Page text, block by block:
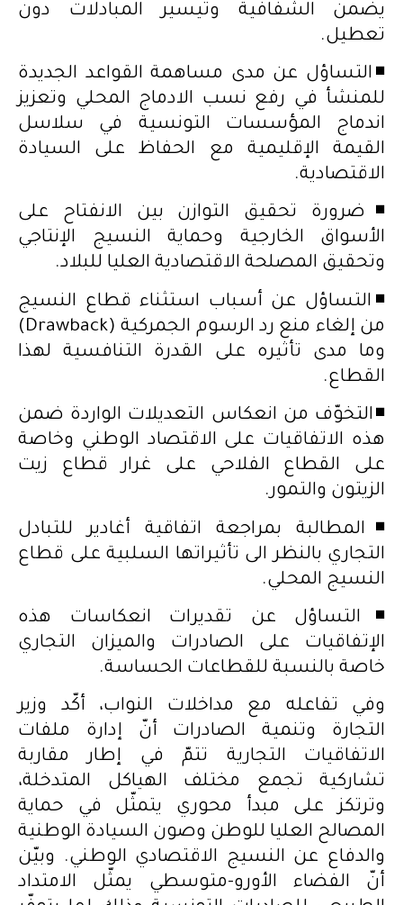
يضمن الشفافية وتيسير المبادلات دون
تعطيل.
◾️التساؤل عن مدى مساهمة القواعد الجديدة
للمنشأ في رفع نسب الادماج المحلي وتعزيز
اندماج المؤسسات التونسية في سلاسل
القيمة الإقليمية مع الحفاظ على السيادة
الاقتصادية.
◾️ضرورة تحقيق التوازن بين الانفتاح على
الأسواق الخارجية وحماية النسيج الإنتاجي
وتحقيق المصلحة الاقتصادية العليا للبلاد.
◾️التساؤل عن أسباب استثناء قطاع النسيج
من إلغاء منع رد الرسوم الجمركية (Drawback)
وما مدى تأثيره على القدرة التنافسية لهذا
القطاع.
◾️التخوّف من انعكاس التعديلات الواردة ضمن
هذه الاتفاقيات على الاقتصاد الوطني وخاصة
على القطاع الفلاحي على غرار قطاع زيت
الزيتون والتمور.
◾️المطالبة بمراجعة اتفاقية أغادير للتبادل
التجاري بالنظر الى تأثيراتها السلبية على قطاع
النسيج المحلي.
◾️التساؤل عن تقديرات انعكاسات هذه
الإتفاقيات على الصادرات والميزان التجاري
خاصة بالنسبة للقطاعات الحساسة.
وفي تفاعله مع مداخلات النواب، أكّد وزير
التجارة وتنمية الصادرات أنّ إدارة ملفات
الاتفاقيات التجارية تتمّ في إطار مقاربة
تشاركية تجمع مختلف الهياكل المتدخلة،
وترتكز على مبدأ محوري يتمثّل في حماية
المصالح العليا للوطن وصون السيادة الوطنية
والدفاع عن النسيج الاقتصادي الوطني. وبيّن
أنّ الفضاء الأورو-متوسطي يمثّل الامتداد